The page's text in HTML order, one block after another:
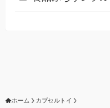
ホーム カプセルトイ